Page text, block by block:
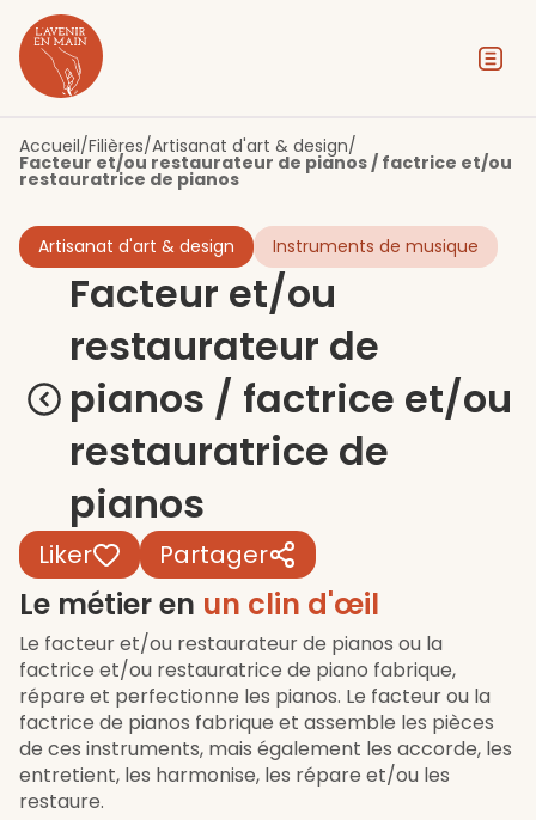
Contenu
Menu
Pied de page
Accueil/Filières/Artisanat d'art & design/
Facteur et/ou restaurateur de pianos / factrice et/ou
restauratrice de pianos
Artisanat d'art & design Instruments de musique
Facteur et/ou
restaurateur de
pianos / factrice et/ou
restauratrice de
pianos
Liker Partager
Le métier en un clin d'œil
Le facteur et/ou restaurateur de pianos ou la
factrice et/ou restauratrice de piano fabrique,
répare et perfectionne les pianos. Le facteur ou la
factrice de pianos fabrique et assemble les pièces
de ces instruments, mais également les accorde, les
entretient, les harmonise, les répare et/ou les
restaure.